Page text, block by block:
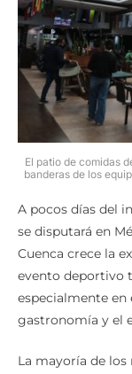
El patio de comidas
banderas de los
A pocos días del
se disputará en
Cuenca crece la
evento deportivo
especialmente en
gastronomía y el
La mayoría de